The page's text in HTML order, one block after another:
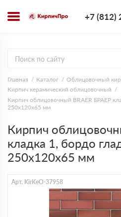
+7 (812)
Главная Каталог
Облицовочный
Кирпич керамический облицовочный
Кирпич облицовочный BRAER БРАЕР
250х120х65 мм
Кирпич
кладка 1, бордо
250х120х65 мм
Арт. KirKeO-37958